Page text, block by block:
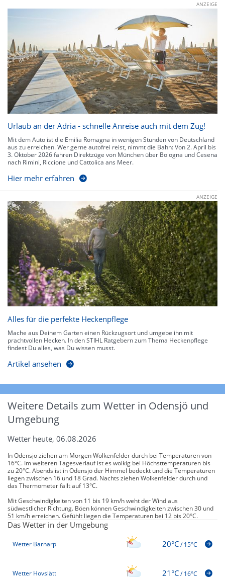
ANZEIGE
Urlaub an der Adria - schnelle Anreise auch mit dem Zug!
Mit dem Auto ist die Emilia Romagna in wenigen Stunden von Deutschland
aus zu erreichen. Wer gerne autofrei reist, nimmt die Bahn: Von 2. April bis
3. Oktober 2026 fahren Direktzüge von München über Bologna und Cesena
nach Rimini, Riccione und Cattolica ans Meer.
Hier mehr erfahren
ANZEIGE
Alles für die perfekte Heckenpflege
Mache aus Deinem Garten einen Rückzugsort und umgebe ihn mit
prachtvollen Hecken. In den STIHL Ratgebern zum Thema Heckenpflege
findest Du alles, was Du wissen musst.
Artikel ansehen
Weitere Details zum Wetter in Odensjö und
Umgebung
Wetter heute, 06.08.2026
In Odensjö ziehen am Morgen Wolkenfelder durch bei Temperaturen von
16°C. Im weiteren Tagesverlauf ist es wolkig bei Höchsttemperaturen bis
zu 20°C. Abends ist in Odensjö der Himmel bedeckt und die Temperaturen
liegen zwischen 16 und 18 Grad. Nachts ziehen Wolkenfelder durch und
das Thermometer fällt auf 13°C.
Mit Geschwindigkeiten von 11 bis 19 km/h weht der Wind aus
südwestlicher Richtung. Böen können Geschwindigkeiten zwischen 30 und
51 km/h erreichen. Gefühlt liegen die Temperaturen bei 12 bis 20°C.
Das Wetter in der Umgebung
Wetter Barnarp 20°C/15°C
Wetter Hovslätt 21°C/16°C